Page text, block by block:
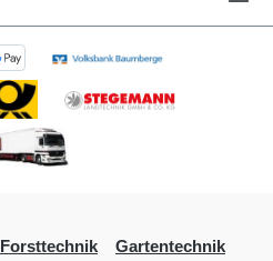
Forsttechnik
Gartentechnik